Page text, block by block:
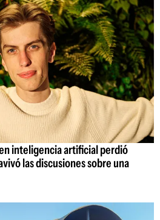
inteligencia artificial perdió
las discusiones sobre una